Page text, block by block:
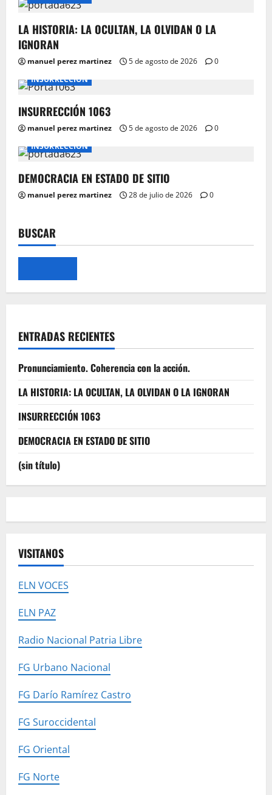
LA HISTORIA: LA OCULTAN, LA OLVIDAN O LA
IGNORAN
manuel perez martinez 5 de agosto de 2026
0
INSURRECCIÓN
INSURRECCIÓN 1063
manuel perez martinez 5 de agosto de 2026
0
INSURRECCIÓN
DEMOCRACIA EN ESTADO DE SITIO
manuel perez martinez 28 de julio de 2026 0
BUSCAR
ENTRADAS RECIENTES
Pronunciamiento. Coherencia con la acción.
LA HISTORIA: LA OCULTAN, LA OLVIDAN O LA IGNORAN
INSURRECCIÓN 1063
DEMOCRACIA EN ESTADO DE SITIO
(sin título)
VISITANOS
ELN VOCES
ELN PAZ
Radio Nacional Patria Libre
FG Urbano Nacional
FG Darío Ramírez Castro
FG Suroccidental
FG Oriental
FG Norte